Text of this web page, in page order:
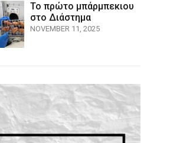
Το πρώτο μπάρμπεκιου
στο Διάστημα
NOVEMBER 11, 2025